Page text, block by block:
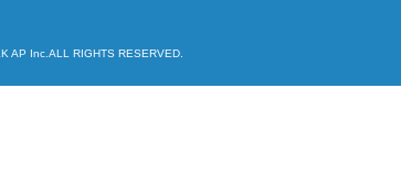
AP Inc.ALL RIGHTS RESERVED.